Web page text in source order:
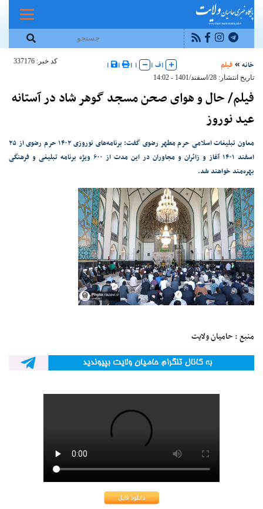
خانه فیلم |ف |
|
|
|
|
کد خبر: 337176
تاریخ انتشار: 28/اسفند/1401 - 14:02
فیلم/ حال و هوای صحن مسجد گوهر شاد در آستانه
عید نوروز
معاون تبلیغات اسلامی حرم مطهر رضوی گفت: برنامه‌های نوروزی ۱۴۰۲ حرم رضوی از ۲۵
اسفند ۱۴۰۱ آغاز و زائران و مجاوران در این مدت از ۶۰۰ ویژه برنامه تبلیغی و فرهنگی
بهره‌مند خواهند شد.
منبع : حامیان ولایت